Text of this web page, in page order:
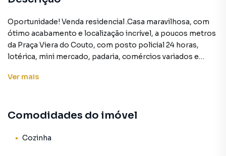
Oportunidade! Venda residencial .Casa maravilhosa, com
ótimo acabamento e localização incrível, a poucos metros
da Praça Viera do Couto, com posto policial 24 horas,
lotérica, mini mercado, padaria, comércios variados e
hoje com um dos nossos corretores, temos essa e outras
Formosa, em São Paulo. Não encontrou o que procurava
Ver mais
Comodidades do imóvel
Cozinha